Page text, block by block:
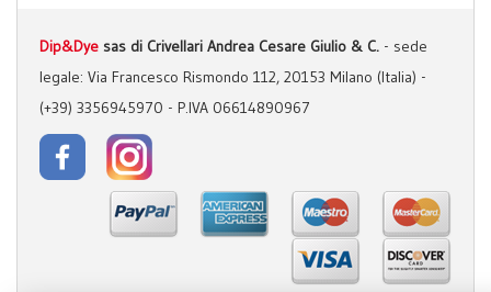
Dip&Dye sas di Crivellari Andrea Cesare Giulio & C. - sede
legale: Via Francesco Rismondo 112, 20153 Milano (Italia) -
(+39) 3356945970 - P.IVA 06614890967